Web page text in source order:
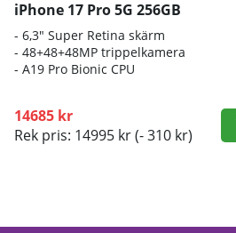
iPhone 17 Pro 5G 256GB
- 6,3" Super Retina skärm
- 48+48+48MP trippelkamera
-A19 Pro Bionic CPU
14685 kr
Rek pris: 14995 kr(- 310 kr)